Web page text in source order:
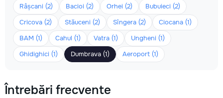
Râșcani (2)
Bacioi (2) Orhei (2)
Bubuieci (2)
Cricova (2)
Stăuceni (2) Sîngera (2)
Ciocana (1)
BAM (1)
Cahul (1) Vatra (1)
Ungheni (1)
Ghidighici (1)
Dumbrava (1) Aeroport (1)
Întrebări frecvente